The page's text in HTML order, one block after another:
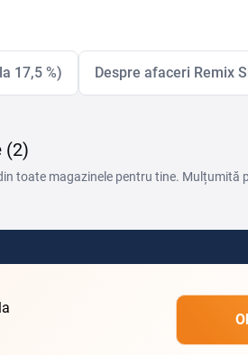
17,5 %) Despre afaceri Remix
(2)
toate magazinele pentru tine. Mulțumită
la